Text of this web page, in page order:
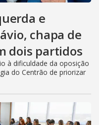
e
chapa de
dois partidos
à dificuldade da oposição
do Centrão de priorizar